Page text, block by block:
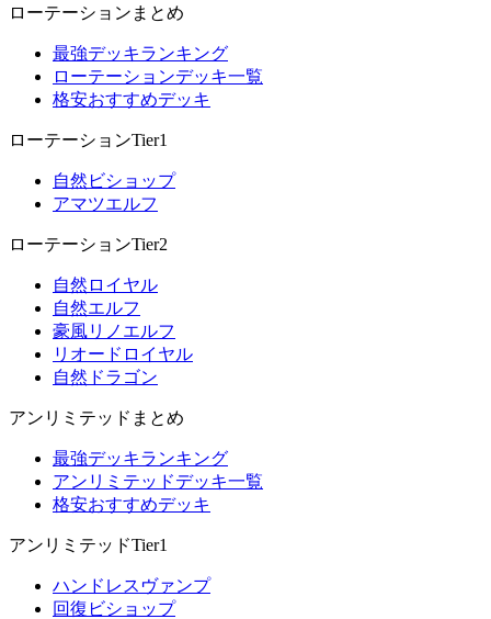
ローテーションまとめ
最強デッキランキング
ローテーションデッキ一覧
格安おすすめデッキ
ローテーションTier1
自然ビショップ
アマツエルフ
ローテーションTier2
自然ロイヤル
自然エルフ
豪風リノエルフ
リオードロイヤル
自然ドラゴン
アンリミテッドまとめ
最強デッキランキング
アンリミテッドデッキ一覧
格安おすすめデッキ
アンリミテッドTier1
ハンドレスヴァンプ
回復ビショップ